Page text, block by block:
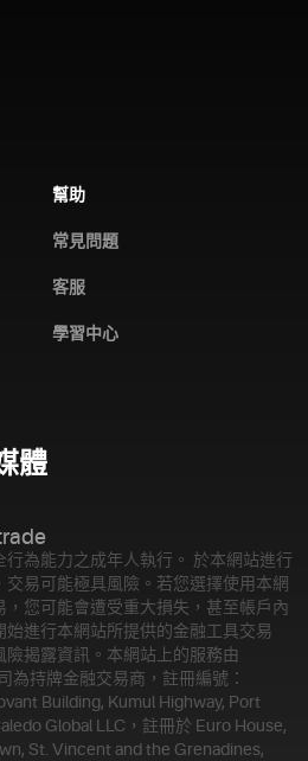
全新計畫，支持 Cipanas 地區的
能更加豐富。
幫助
常見問題
客服
學習中心
體
為能力之成年人執行。 於本網站進行
易可能極具風險。若您選擇使用本網
您可能會遭受重大損失，甚至帳戶內
進行本網站所提供的金融工具交易
揭露資訊。 本網站上的服務由
為持牌金融交易商，註冊編號：
Building, Kumul Highway, Port
Global LLC，註冊於 Euro House,
St. Vincent and the Grenadines,